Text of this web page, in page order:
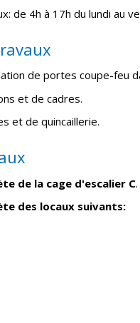
de 4h à 17h du lundi au
de portes coupe-feu
et de cadres.
et de quincaillerie.
de la cage d'escalier C.
des locaux suivants: